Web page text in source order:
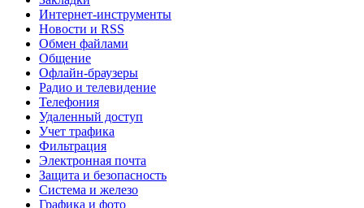
Интернет-инструменты
Новости и RSS
Обмен файлами
Общение
Офлайн-браузеры
Радио и телевидение
Телефония
Удаленный доступ
Учет трафика
Фильтрация
Электронная почта
Защита и безопасность
Система и железо
Графика и фото